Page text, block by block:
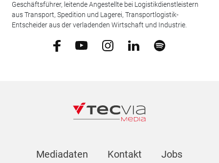
Geschäftsführer, leitende Angestellte bei Logistikdienstleistern
aus Transport, Spedition und Lagerei, Transportlogistik-
Entscheider aus der verladenden Wirtschaft und Industrie.
Mediadaten Kontakt Jobs